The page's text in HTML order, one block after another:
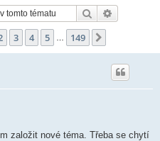
Hledat
z 149
3 4 5 149
založit nové téma. Třeba se chytí